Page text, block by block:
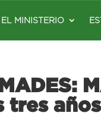
EL MINISTERIO
tres